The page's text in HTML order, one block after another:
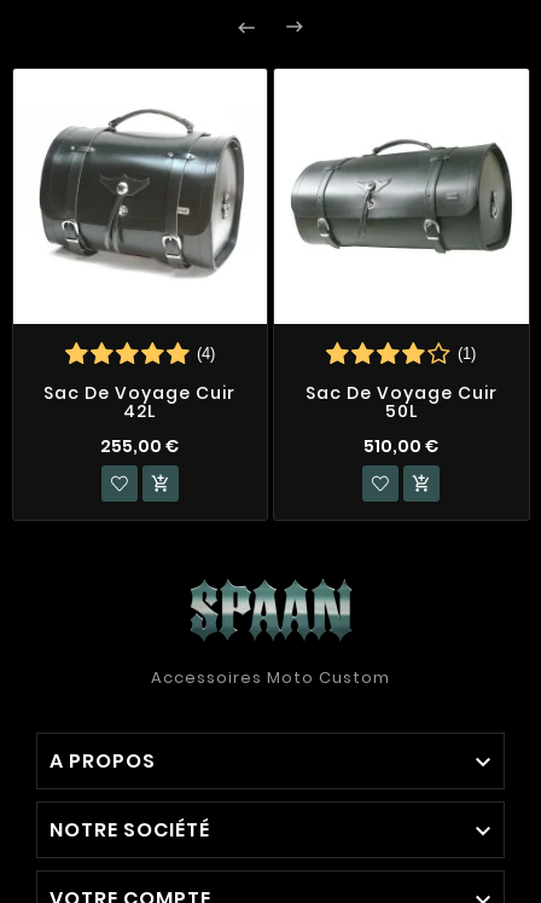
 
(4)
Sac De Voyage Cuir
42L
255,00 €

(1)
Sac De Voyage Cuir
50L
510,00 €

Accessoires Moto Custom
A PROPOS 
NOTRE SOCIÉTÉ 